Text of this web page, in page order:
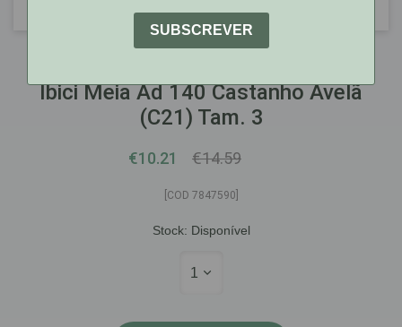
Ibici Meia Ad 140 Castanho Avelã
(C21) Tam. 3
€10.21 €14.59
[COD 7847590]
Stock: Disponível
1